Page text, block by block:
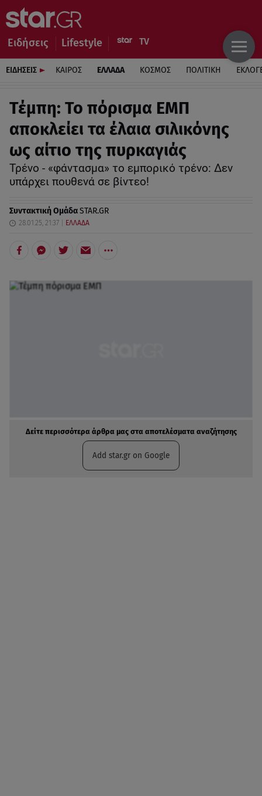
Ειδήσεις Lifestyle
ΕΙΔΗΣΕΙΣ ΚΑΙΡΟΣ ΕΛΛΑΔΑ ΚΟΣΜΟΣ ΠΟΛΙΤΙΚΗ
Τέμπη: Το πόρισμα ΕΜΠ
αποκλείει τα έλαια σιλικόνης
ως αίτιο της πυρκαγιάς
Τρένο - «φάντασμα» το εμπορικό τρένο: Δεν
υπάρχει πουθενά σε βίντεο!
Συντακτική ΟμάδαSTAR.GR
28.01.25, 21:37 ΕΛΛΑΔΑ
Δείτε περισσότερα άρθρα μας στα αποτελέσματα αναζήτησης
Add star.gr on Google